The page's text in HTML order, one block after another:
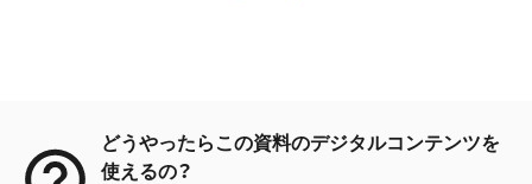
どうやったらこの資料のデジタルコンテンツを
使えるの？